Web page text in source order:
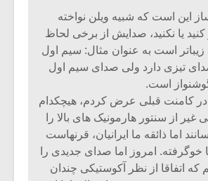
این است که شبیه ویلن نواخته
کنید یا نکنید، صدایش از برخی لحاظ
زیباتر است به عنوان مثال: سیم اول
تیزی دارد ولی صدای سیم اول
است.
در کامنت قبلی عرض کردم، هیچکدام
غیر از سنتور هارمونیک های بالا را
اما ذائقه ما ایرانیان، قرنهاست
خوگرفته. امروز اما صدای جدیدی را
که اتفاقا از نظر آکوستیکی چندان